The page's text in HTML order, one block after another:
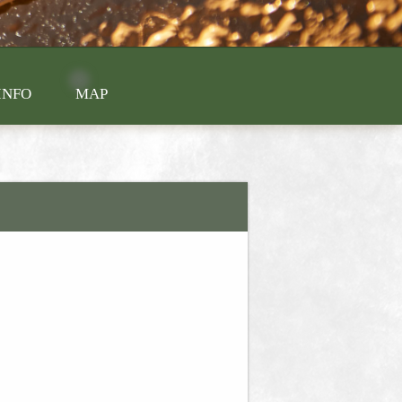
MAP